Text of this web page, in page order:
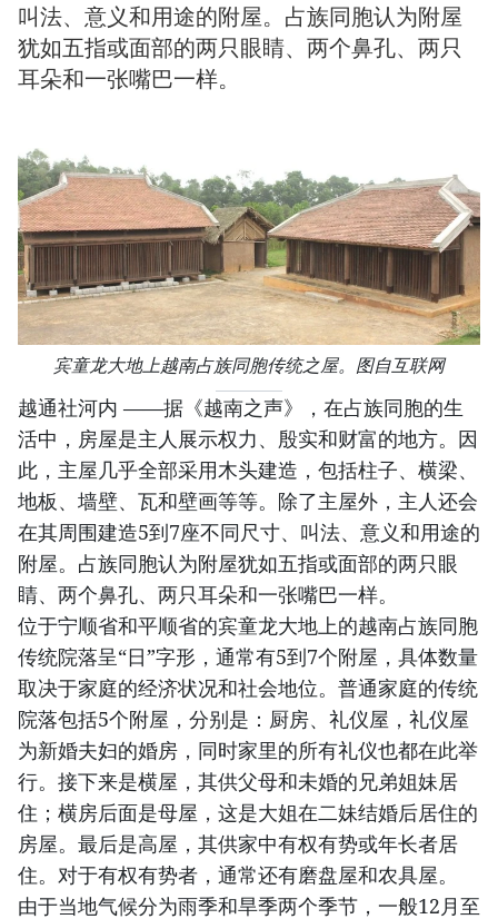
叫法、意义和用途的附屋。占族同胞认为附屋
犹如五指或面部的两只眼睛、两个鼻孔、两只
耳朵和一张嘴巴一样。
宾童龙大地上越南占族同胞传统之屋。图自互联网
越通社河内 ——据《越南之声》，在占族同胞的生
活中，房屋是主人展示权力、殷实和财富的地方。因
此，主屋几乎全部采用木头建造，包括柱子、横梁、
地板、墙壁、瓦和壁画等等。除了主屋外，主人还会
在其周围建造5到7座不同尺寸、叫法、意义和用途的
附屋。占族同胞认为附屋犹如五指或面部的两只眼
睛、两个鼻孔、两只耳朵和一张嘴巴一样。
位于宁顺省和平顺省的宾童龙大地上的越南占族同胞
传统院落呈“日”字形，通常有5到7个附屋，具体数量
取决于家庭的经济状况和社会地位。普通家庭的传统
院落包括5个附屋，分别是：厨房、礼仪屋，礼仪屋
为新婚夫妇的婚房，同时家里的所有礼仪也都在此举
行。接下来是横屋，其供父母和未婚的兄弟姐妹居
住；横房后面是母屋，这是大姐在二妹结婚后居住的
房屋。最后是高屋，其供家中有权有势或年长者居
住。对于有权有势者，通常还有磨盘屋和农具屋。
由于当地气候分为雨季和旱季两个季节，一般12月至